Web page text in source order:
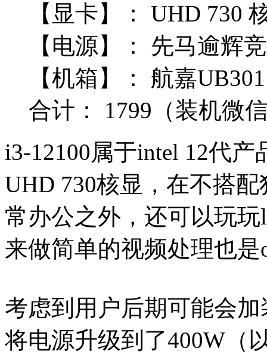
【显卡】：
UHD 730
【电源】：
先马逾辉
【机箱】：
航嘉UB301
合计：
1799 （装机微
i3-12100属于intel 12代
UHD 730核显，在不搭
常办公之外，还可以玩
来做简单的视频处理也是
考虑到用户后期可能会
将电源升级到了400W（